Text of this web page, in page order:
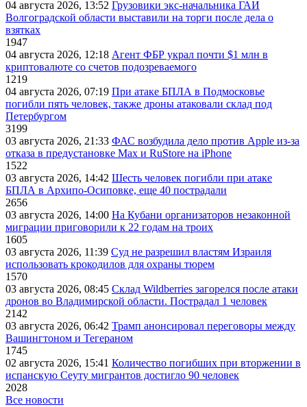
04 августа 2026, 13:52 Грузовики экс-начальника ГАИ
Волгоградской области выставили на торги после дела о
взятках
1947
04 августа 2026, 12:18 Агент ФБР украл почти $1 млн в
криптовалюте со счетов подозреваемого
1219
04 августа 2026, 07:19 При атаке БПЛА в Подмосковье
погибли пять человек, также дроны атаковали склад под
Петербургом
3199
03 августа 2026, 21:33 ФАС возбудила дело против Apple из-за
отказа в предустановке Max и RuStore на iPhone
1522
03 августа 2026, 14:42 Шесть человек погибли при атаке
БПЛА в Архипо-Осиповке, еще 40 пострадали
2656
03 августа 2026, 14:00 На Кубани организаторов незаконной
миграции приговорили к 22 годам на троих
1605
03 августа 2026, 11:39 Суд не разрешил властям Израиля
использовать крокодилов для охраны тюрем
1570
03 августа 2026, 08:45 Склад Wildberries загорелся после атаки
дронов во Владимирской области. Пострадал 1 человек
2142
03 августа 2026, 06:42 Трамп анонсировал переговоры между
Вашингтоном и Тегераном
1745
02 августа 2026, 15:41 Количество погибших при вторжении в
испанскую Сеуту мигрантов достигло 90 человек
2028
Все новости